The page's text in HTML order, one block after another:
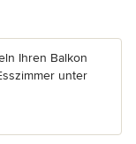
Ihren Balkon
unter